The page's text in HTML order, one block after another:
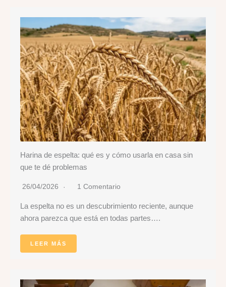
Harina de espelta: qué es y cómo usarla en casa sin
que te dé problemas
26/04/2026 1 Comentario
La espelta no es un descubrimiento reciente, aunque
ahora parezca que está en todas partes….
LEER MÁS